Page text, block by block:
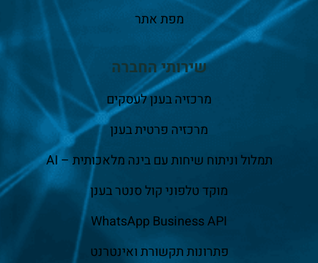
מפת אתר
שירותי החברה
מרכזיה בענן לעסקים
מרכזיה פרטית בענן
תמלול וניתוח שיחות עם בינה מלאכותית – AI
מוקד טלפוני קול סנטר בענן
WhatsApp Business API
פתרונות תקשורת ואינטרנט